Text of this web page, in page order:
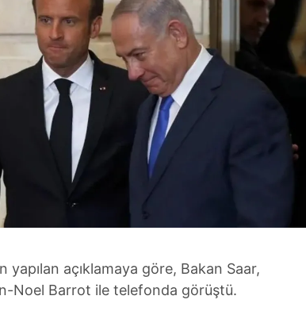
yapılan açıklamaya göre, Bakan Saar,
Noel Barrot ile telefonda görüştü.